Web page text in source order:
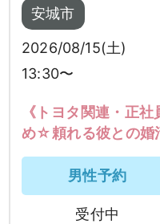
安城市
2026/08/15(土)
13:30〜
《トヨタ関連・正
め☆頼れる彼との
男性予約
受付中